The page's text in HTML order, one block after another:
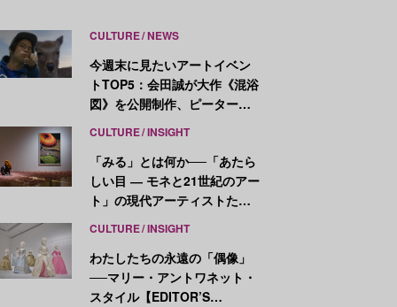
CULTURE NEWS
今週末に見たいアートイベン
トTOP5：会田誠が大作《混浴
図》を公開制作、ピーター・
CULTURE INSIGHT
「みる」とは何か──「あたら
しい目 ― モネと21世紀のアー
ト」の現代アーティストたち
CULTURE INSIGHT
わたしたちの永遠の「偶像」
──マリー・アントワネット・
スタイル【EDITOR’S